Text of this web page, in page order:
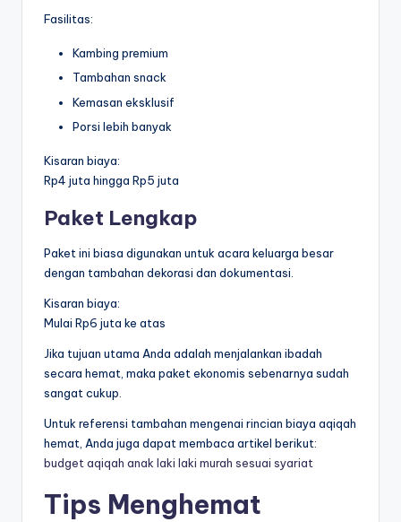
Fasilitas:
Kambing premium
Tambahan snack
Kemasan eksklusif
Porsi lebih banyak
Kisaran biaya:
Rp4 juta hingga Rp5 juta
Paket Lengkap
Paket ini biasa digunakan untuk acara keluarga besar
dengan tambahan dekorasi dan dokumentasi.
Kisaran biaya:
Mulai Rp6 juta ke atas
Jika tujuan utama Anda adalah menjalankan ibadah
secara hemat, maka paket ekonomis sebenarnya sudah
sangat cukup.
Untuk referensi tambahan mengenai rincian biaya aqiqah
hemat, Anda juga dapat membaca artikel berikut:
budget aqiqah anak laki laki murah sesuai syariat
Tips Menghemat